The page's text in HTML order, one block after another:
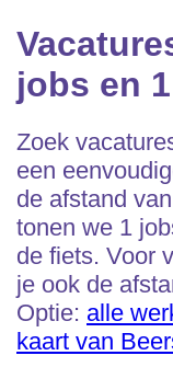
jobs en
Zoek
een
de afstand
tonen we 1
de fiets. Voor
je ook de
Optie: alle
kaart van